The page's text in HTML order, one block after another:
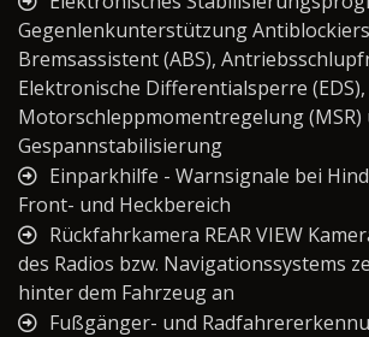
Gegenlenkunterstützung
Bremsassistent (ABS),
Elektronische Differentialsperre (EDS),
Motorschleppmomentregelung (MSR)
Gespannstabilisierung
Einparkhilfe - Warnsignale bei
Front- und Heckbereich
Rückfahrkamera REAR VIEW
des Radios bzw. Navigationssystems
hinter dem Fahrzeug an
Fußgänger- und